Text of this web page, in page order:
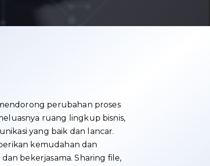
perubahan proses
ruang lingkup bisnis,
yang baik dan lancar.
kemudahan dan
bekerjasama. Sharing file,